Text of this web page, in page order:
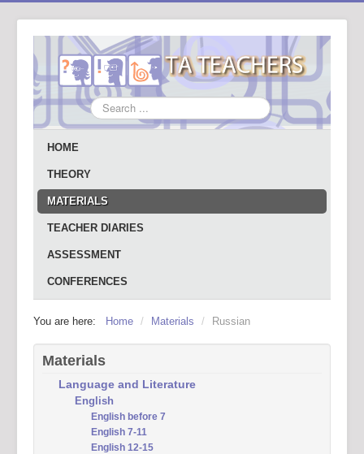
Search
...
HOME
THEORY
MATERIALS
TEACHER DIARIES
ASSESSMENT
CONFERENCES
You are here: Home / Materials / Russian
Materials
Language and Literature
English
English before 7
English 7-11
English 12-15